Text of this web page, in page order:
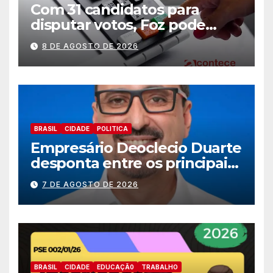
Com 31 candidatos para
disputar votos, Foz pode
perder representatividade
8 DE AGOSTO DE 2026
BRASIL CIDADE POLITICA
Empresário Deoclecio Duarte
desponta entre os principais
nomes do União Brasil para
deputado estadual
7 DE AGOSTO DE 2026
BRASIL CIDADE EDUCAÇÃ0 TRABALHO